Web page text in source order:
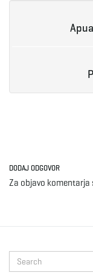
DODAJ ODGOVOR
Za objavo komentarja
e